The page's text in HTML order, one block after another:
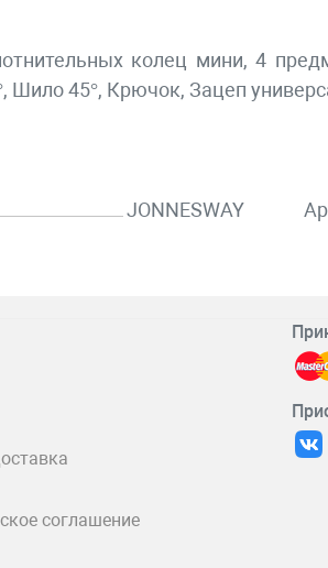
колец мини, 4
45°, Крючок, Зацеп
JONNESWAY
соглашение